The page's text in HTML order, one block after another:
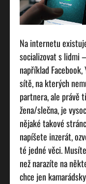
Na internetu
socializovat s lidmi
například Facebook,
sítě, na kterých
partnera, ale právě
žena/slečna, je
nějaké takové
napíšete inzerát,
té jedné věci.
než narazíte na
chce jen